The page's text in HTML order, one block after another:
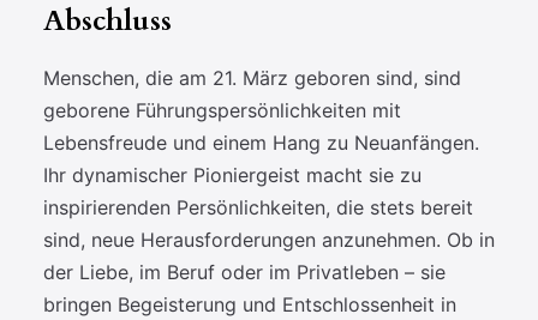
Abschluss
Menschen, die am 21. März geboren sind, sind
geborene Führungspersönlichkeiten mit
Lebensfreude und einem Hang zu Neuanfängen.
Ihr dynamischer Pioniergeist macht sie zu
inspirierenden Persönlichkeiten, die stets bereit
sind, neue Herausforderungen anzunehmen. Ob in
der Liebe, im Beruf oder im Privatleben – sie
bringen Begeisterung und Entschlossenheit in